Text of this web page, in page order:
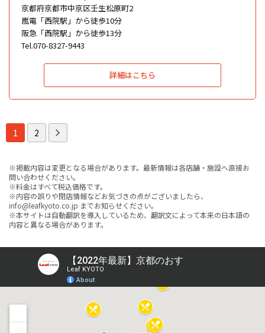
京都府京都市中京区壬生松原町2
嵐電「西院駅」から徒歩10分
阪急「西院駅」から徒歩13分
Tel.070-8327-9443
詳細はこちら
1 2
※掲載内容は変更となる場合があります。最新情報は各店舗・施設へ直接お
問い合わせください。
※料金はすべて税込価格です。
※内容の誤りや閉店情報などお気づきの点がございましたら、
info@leafkyoto.co.jp までお知らせください。
※本サイトは自動翻訳を導入しているため、翻訳文によって本来の日本語の
内容と異なる場合があります。